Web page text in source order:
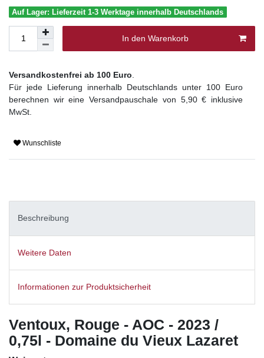
Auf Lager: Lieferzeit 1-3 Werktage innerhalb Deutschlands
In den Warenkorb
Versandkostenfrei ab 100 Euro
Für jede Lieferung innerhalb Deutschlands unter 100 Euro
berechnen wir eine Versandpauschale von 5,90 € inklusive
MwSt.
Wunschliste
Beschreibung
Weitere Daten
Informationen zur Produktsicherheit
Ventoux, Rouge - AOC - 2023 /
0,75l - Domaine du Vieux Lazaret